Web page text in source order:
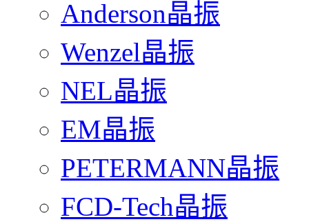
Anderson晶振
Wenzel晶振
NEL晶振
EM晶振
PETERMANN晶振
FCD-Tech晶振